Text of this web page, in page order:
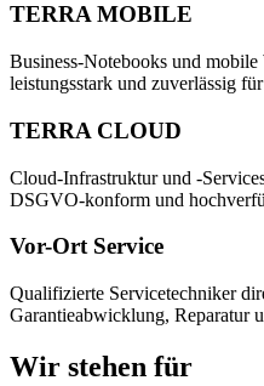
TERRA MOBILE
Business-Notebooks und mobile
leistungsstark und zuverlässig
TERRA CLOUD
Cloud-Infrastruktur und -
DSGVO-konform und
Vor-Ort Service
Qualifizierte Servicetechniker
Garantieabwicklung, Reparatur
Wir stehen für